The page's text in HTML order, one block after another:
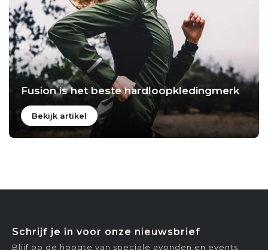
Fusion is het beste hardloopkledingmerk
Bekijk artikel
Schrijf je in voor onze nieuwsbrief
Blijf op de hoogte van speciale avonden en events